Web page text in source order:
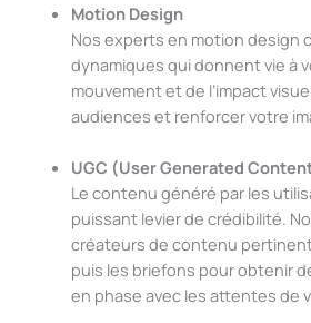
Motion Design
Nos experts en motion design
dynamiques qui donnent vie à
mouvement et de l’impact
audiences et renforcer votre
UGC (User Generated
Le contenu généré par les
puissant levier de crédibilité.
créateurs de contenu
puis les briefons pour obtenir
en phase avec les attentes de